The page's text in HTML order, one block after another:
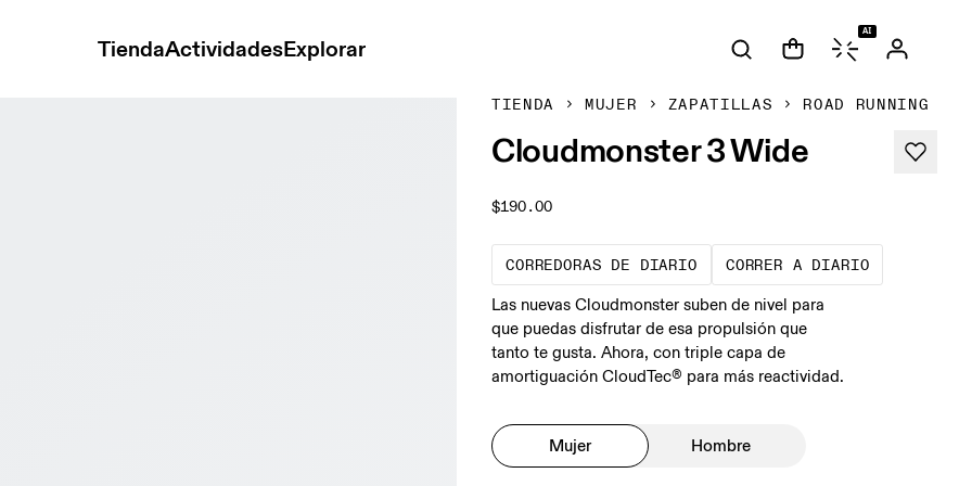
TiendaActividadesExplorar
AI
TIENDA MUJER ZAPATILLAS ROAD RUNNING
Cloudmonster 3 Wide
$190.00
CORREDORAS DE DIARIO
Las zapatillas de referencia para
CORRER A DIARIO
Rodajes
Las nuevas Cloudmonster suben de nivel para
que puedas disfrutar de esa propulsión que
tanto te gusta. Ahora, con triple capa de
amortiguación CloudTec® para más reactividad.
Mujer Hombre